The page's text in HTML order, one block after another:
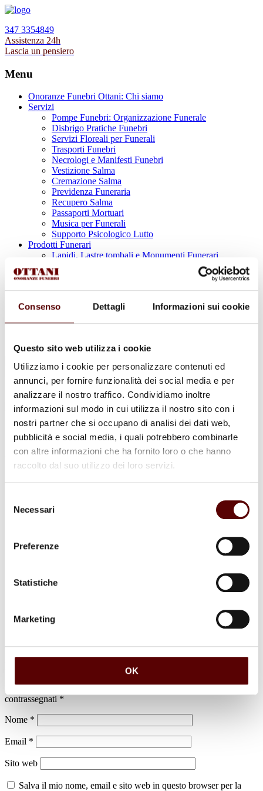
Consenso Dettagli Informazioni sui cookie
Questo sito web utilizza i cookie
Utilizziamo i cookie per personalizzare contenuti ed
annunci, per fornire funzionalità dei social media e per
analizzare il nostro traffico. Condividiamo inoltre
informazioni sul modo in cui utilizza il nostro sito con i
nostri partner che si occupano di analisi dei dati web,
pubblicità e social media, i quali potrebbero combinarle
con altre informazioni che ha fornito loro o che hanno
raccolto dal suo utilizzo dei loro servizi.
delNecessari
Preferenze
Statistiche
Marketing
OK
347 3354849
Assistenza 24h
Lascia un pensiero
Menu
Onoranze Funebri Ottani: Chi siamo
Servizi
Pompe Funebri: Organizzazione Funerale
Disbrigo Pratiche Funebri
Servizi Floreali per Funerali
Trasporti Funebri
Necrologi e Manifesti Funebri
Vestizione Salma
Cremazione Salma
Previdenza Funeraria
Recupero Salma
Passaporti Mortuari
Musica per Funerali
Supporto Psicologico Lutto
Prodotti Funerari
Lapidi, Lastre tombali e Monumenti Funerari
Urne Cinerarie
Allestimento Funebre
Necrologi
per:
Maria Anna Carpeggiani
ved. Tassinari
18 Novembre 1930 - 29 Dicembre 2022
Cimitero di XII Morelli
Il tuo indirizzo email non sarà pubblicato. I campi obbligatori sono
contrassegnati *
Nome *
Email *
Sito web
Salva il mio nome, email e sito web in questo browser per la